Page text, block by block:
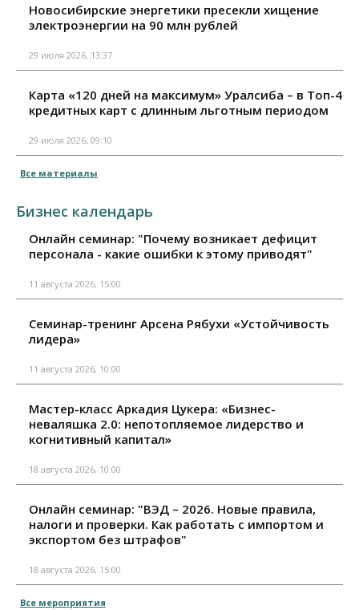
Новосибирские энергетики пресекли хищение
электроэнергии на 90 млн рублей
29 июля 2026, 13:37
Карта «120 дней на максимум» Уралсиба – в Топ-4
кредитных карт с длинным льготным периодом
29 июля 2026, 09:10
Все материалы
Бизнес календарь
Онлайн семинар: "Почему возникает дефицит
персонала - какие ошибки к этому приводят"
11 августа 2026, 15:00
Семинар-тренинг Арсена Рябухи «Устойчивость
лидера»
11 августа 2026, 10:00
Мастер-класс Аркадия Цукера: «Бизнес-
неваляшка 2.0: непотопляемое лидерство и
когнитивный капитал»
18 августа 2026, 10:00
Онлайн семинар: "ВЭД – 2026. Новые правила,
налоги и проверки. Как работать с импортом и
экспортом без штрафов"
18 августа 2026, 15:00
Все мероприятия